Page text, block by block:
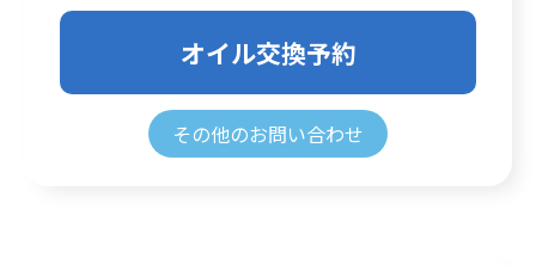
オイル交換予約
その他のお問い合わせ